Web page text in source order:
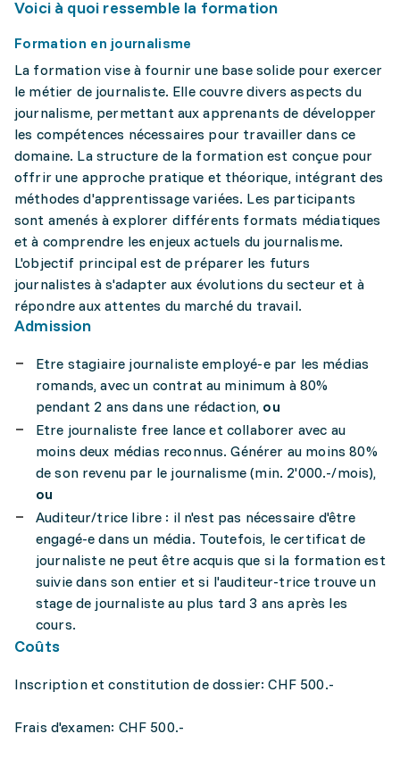
Voici à quoi ressemble la formation
Formation en journalisme
La formation vise à fournir une base solide pour exercer
le métier de journaliste. Elle couvre divers aspects du
journalisme, permettant aux apprenants de développer
les compétences nécessaires pour travailler dans ce
domaine. La structure de la formation est conçue pour
offrir une approche pratique et théorique, intégrant des
méthodes d'apprentissage variées. Les participants
sont amenés à explorer différents formats médiatiques
et à comprendre les enjeux actuels du journalisme.
L'objectif principal est de préparer les futurs
journalistes à s'adapter aux évolutions du secteur et à
répondre aux attentes du marché du travail.
Admission
Etre stagiaire journaliste employé-e par les médias
romands, avec un contrat au minimum à 80%
pendant 2 ans dans une rédaction, ou
Etre journaliste free lance et collaborer avec au
moins deux médias reconnus. Générer au moins 80%
de son revenu par le journalisme (min. 2'000.-/mois),
ou
Auditeur/trice libre : il n'est pas nécessaire d'être
engagé-e dans un média. Toutefois, le certificat de
journaliste ne peut être acquis que si la formation est
suivie dans son entier et si l'auditeur-trice trouve un
stage de journaliste au plus tard 3 ans après les
cours.
Coûts
Inscription et constitution de dossier: CHF 500.-
Frais d'examen: CHF 500.-